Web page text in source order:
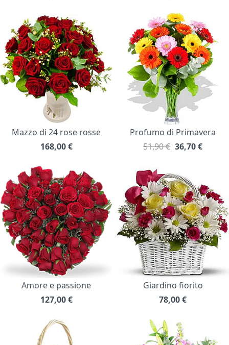
Mazzo di 24 rose rosse
168,00 €
Profumo di Primavera
51,90 € 36,70€
Amore e passione
127,00 €
Giardino fiorito
78,00€